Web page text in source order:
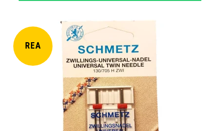
REA